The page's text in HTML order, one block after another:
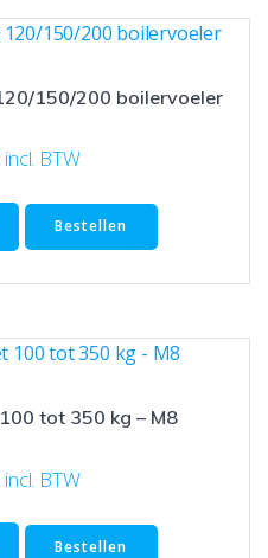
150/200 boilervoeler
incl. BTW
Bestellen
tot 350 kg – M8
incl. BTW
Bestellen